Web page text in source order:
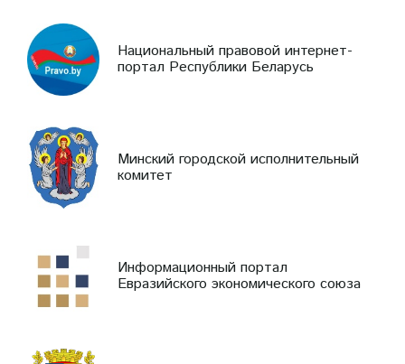
Национальный правовой интернет-
портал Республики Беларусь
Минский городской исполнительный
комитет
Информационный портал
Евразийского экономического союза